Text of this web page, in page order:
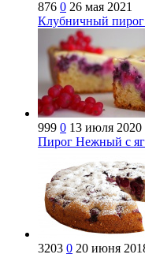
876 0 26 мая 2021
Клубничный пирог
999 0 13 июля 2020
Пирог Нежный с
3203 0 20 июня